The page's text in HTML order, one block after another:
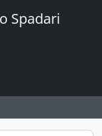
Spadari